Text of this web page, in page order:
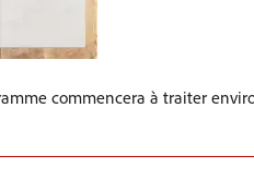
commencera à traiter